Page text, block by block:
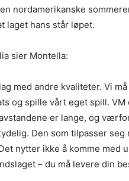
nordamerikanske
laget hans står løpet.
sier Montella:
med andre kvaliteter. Vi
og spille vårt eget spill.
er lange, og
Den som tilpasser seg
nytter ikke å komme med
– du må levere din